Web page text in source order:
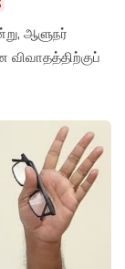
ஆளுநர்
விவாதத்திற்குப்